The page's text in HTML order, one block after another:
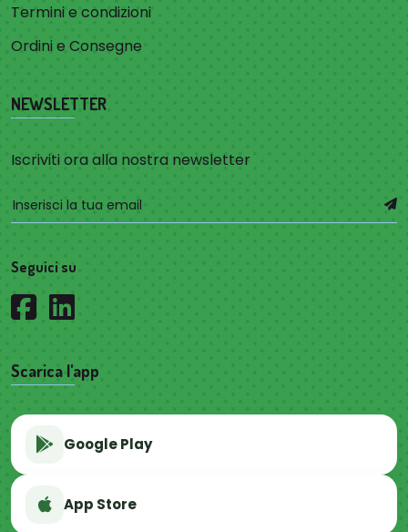
Termini e condizioni
Ordini e Consegne
NEWSLETTER
Iscriviti ora alla nostra newsletter
Seguici su
Scarica l'app
Google Play
App Store